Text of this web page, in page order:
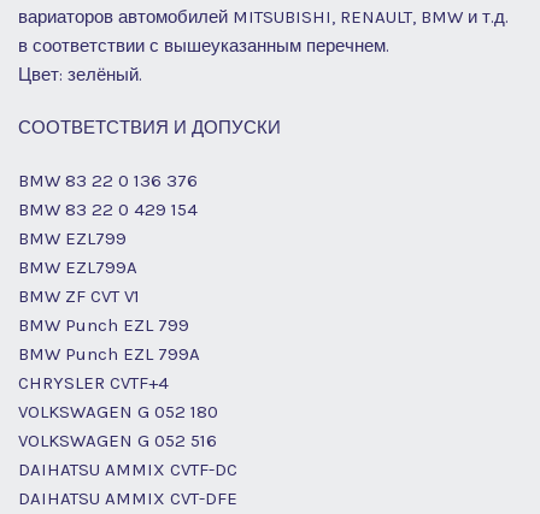
вариаторов автомобилей MITSUBISHI, RENAULT, BMW и т.д.
в соответствии с вышеуказанным перечнем.
Цвет: зелёный.
СООТВЕТСТВИЯ И ДОПУСКИ
BMW 83 22 0 136 376
BMW 83 22 0 429 154
BMW EZL799
BMW EZL799A
BMW ZF CVT V1
BMW Punch EZL 799
BMW Punch EZL 799A
CHRYSLER CVTF+4
VOLKSWAGEN G 052 180
VOLKSWAGEN G 052 516
DAIHATSU AMMIX CVTF-DC
DAIHATSU AMMIX CVT-DFE